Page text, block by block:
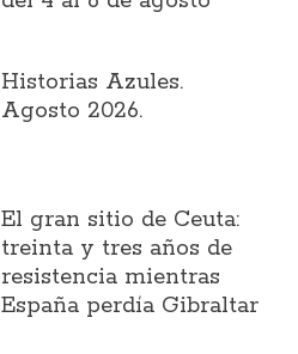
Historias Azules.
Agosto 2026.
El gran sitio de Ceuta:
treinta y tres años de
resistencia mientras
España perdía Gibraltar